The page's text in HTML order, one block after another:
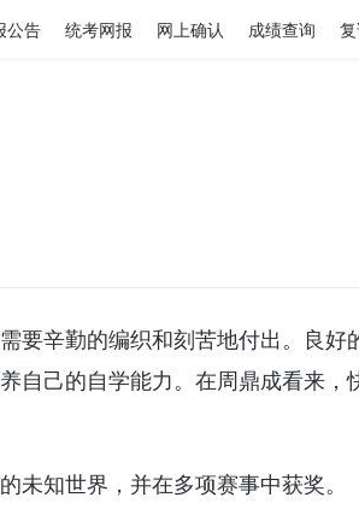
公告 统考网报 网上确认 成绩查询
要辛勤的编织和刻苦地付出。良好
自己的自学能力。在周鼎成看来，
知世界，并在多项赛事中获奖。